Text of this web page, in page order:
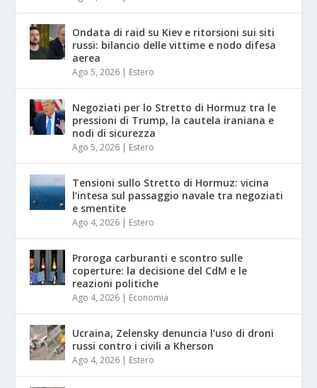
Ondata di raid su Kiev e ritorsioni sui siti
russi: bilancio delle vittime e nodo difesa
aerea
Ago 5, 2026 Estero
Negoziati per lo Stretto di Hormuz tra le
pressioni di Trump, la cautela iraniana e
nodi di sicurezza
Ago 5, 2026 Estero
Tensioni sullo Stretto di Hormuz: vicina
l’intesa sul passaggio navale tra negoziati
e smentite
Ago 4, 2026 Estero
Proroga carburanti e scontro sulle
coperture: la decisione del CdM e le
reazioni politiche
Ago 4, 2026 Economia
Ucraina, Zelensky denuncia l’uso di droni
russi contro i civili a Kherson
Ago 4, 2026 Estero